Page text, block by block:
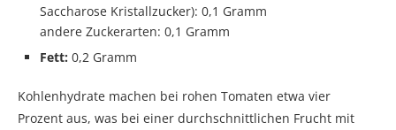
Saccharose Kristallzucker): 0,1 Gramm
andere Zuckerarten: 0,1 Gramm
Fett: 0,2 Gramm
Kohlenhydrate machen bei rohen Tomaten etwa vier
Prozent aus, was bei einer durchschnittlichen Frucht mit